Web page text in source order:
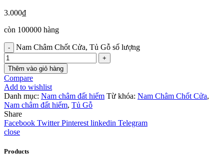
3.000₫
còn 100000 hàng
Nam Châm Chốt Cửa, Tủ Gỗ số lượng
Thêm vào giỏ hàng
Compare
Add to wishlist
Danh mục: Nam châm đất hiếm Từ khóa: Nam Châm Chốt Cửa,
Nam châm đất hiếm, Tủ Gỗ
Share
Facebook Twitter Pinterest linkedin Telegram
close
Products